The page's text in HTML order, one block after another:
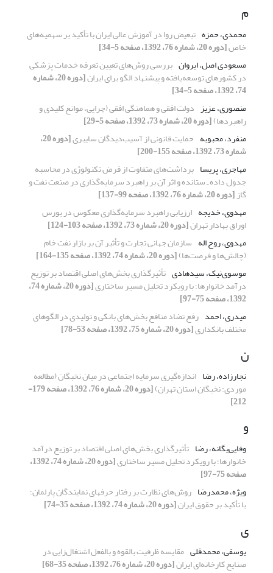
م
محمدی، حمزه تبعیض روا در آموزش عالی ایران با تأکید بر سهمیه‌های
خاص[دوره 20، شماره 76، 1392، صفحه 5-34]
مسعودی اصل، ایروان بررسی روش‌های تعیین تعرفه خدمات پزشکی
در کشورهای توسعه‌یافته و پیشنهاد الگو برای ایران [دوره 20، شماره
74، 1392، صفحه 5-34]
منصوری، عزیز دولت افقی و هماهنگی افقی (چرایی، موانع کلیدی و
راهبردها)[دوره 20، شماره 73، 1392، صفحه 5-29]
منفرد، محبوبه حمایت قانونی از آسیب‌دیدگان سایبری [دوره 20،
شماره 73، 1392، صفحه 155-200]
مهاجری، پریسا برداشت‌های متفاوت از فرض تکنولوژی در محاسبه
جدول داده ـ ستانده و اثر آن بر راهبرد سرمایه‌گذاری در صنعت نفت و
گاز[دوره 20، شماره 76، 1392، صفحه 99-137]
مهدوی، خدیجه ارزیابی راهبرد سرمایه‌گذاری معکوس در بورس
اوراق بهادار تهران[دوره 20، شماره 73، 1392، صفحه 103-124]
مهدوی، روح ‏اله سازمان جهانی تجارت و تأثیر آن بر بازار نفت خام
(چالش‌ها و فرصت‌ها)[دوره 20، شماره 74، 1392، صفحه 135-164]
موسوی‌نیک، سیدهادی تأثیرگذاری بخش‌های اصلی اقتصاد بر توزیع
درآمد خانوارها؛ با رویکرد تحلیل مسیر ساختاری [دوره 20، شماره 74،
1392، صفحه 75-97]
میدری، احمد رفع تضاد منافع بخش‌های بانکی و تولیدی در الگوهای
مختلف بانکداری[دوره 20، شماره 75، 1392، صفحه 53-78]
ن
نجارزاده، رضا اندازه‌گیری سرمایه اجتماعی در میان نخبگان (مطالعه
موردی: نخبگان استان تهران) [دوره 20، شماره 76، 1392، صفحه 179-
212]
و
وفایی‌یگانه، رضا تأثیرگذاری بخش‌های اصلی اقتصاد بر توزیع درآمد
خانوارها؛ با رویکرد تحلیل مسیر ساختاری [دوره 20، شماره 74، 1392،
صفحه 75-97]
ویژه، محمدرضا روش‌های نظارت بر رفتار حرفه‏ای نمایندگان پارلمان؛
با تأکید بر حقوق ایران[دوره 20، شماره 74، 1392، صفحه 35-74]
ی
یوسفی، محمدقلی مقایسه ظرفیت بالقوه و بالفعل اشتغال‌زایی در
صنایع کارخانه‌ای ایران[دوره 20، شماره 76، 1392، صفحه 35-68]